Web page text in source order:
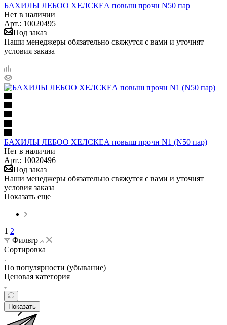
БАХИЛЫ ЛЕБОО ХЕЛСКЕА повыш прочн N50 пар
Нет в наличии
Арт.: 10020495
Под заказ
Наши менеджеры обязательно свяжутся с вами и уточнят
условия заказа
БАХИЛЫ ЛЕБОО ХЕЛСКЕА повыш прочн N1 (N50 пар)
Нет в наличии
Арт.: 10020496
Под заказ
Наши менеджеры обязательно свяжутся с вами и уточнят
условия заказа
Показать еще
1 2
Фильтр
Сортировка
По популярности (убывание)
Ценовая категория
Показать